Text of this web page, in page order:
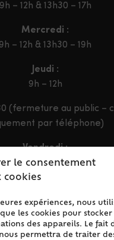
le consentement
cookies
expériences, nous
les cookies pour stocker
des appareils. Le fait
permettra de traiter
9h – 12h & 13h30 – 17h
Mercredi :
9h – 12h & 13h30 – 19h
Jeudi :
9h – 12h
(fermeture au public –
par téléphone)
Vendredi :
– 12h & 13h30 – 16h30
RAPIDE
Accueil